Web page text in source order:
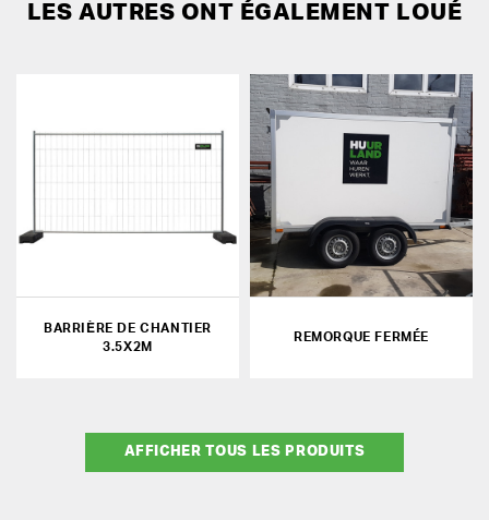
LES AUTRES ONT ÉGALEMENT LOUÉ
BARRIÈRE DE CHANTIER
3.5X2M
REMORQUE FERMÉE
AFFICHER TOUS LES PRODUITS